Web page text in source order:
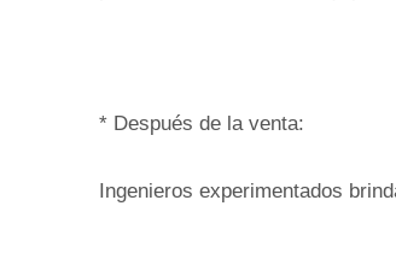
* Después de la venta:
Ingenieros experimentados